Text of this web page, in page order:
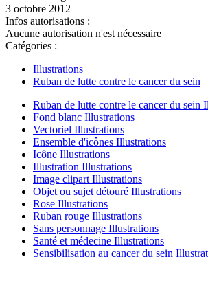
3 octobre 2012
Infos autorisations :
Aucune autorisation n'est nécessaire
Catégories :
Illustrations
Ruban de lutte contre le cancer du sein
Ruban de lutte contre le cancer du sein
Fond blanc Illustrations
Vectoriel Illustrations
Ensemble d'icônes Illustrations
Icône Illustrations
Illustration Illustrations
Image clipart Illustrations
Objet ou sujet détouré Illustrations
Rose Illustrations
Ruban rouge Illustrations
Sans personnage Illustrations
Santé et médecine Illustrations
Sensibilisation au cancer du sein